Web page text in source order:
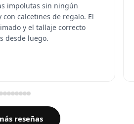
impolutas sin ningún
calcetines de regalo. El
y el tallaje correcto
desde luego.
reseñas